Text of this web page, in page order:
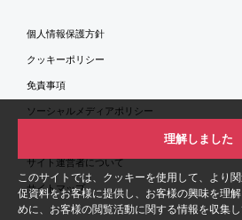
このサイトでは、クッキーを使用して、より
促資料をお客様に提供し、お客様の興味を理
めに、お客様の閲覧活動に関する情報を収集
理解しました
個人情報保護方針
クッキーポリシー
免責事項
ソーシャルメディアポリシー
サイト運営者について
サイトマップ